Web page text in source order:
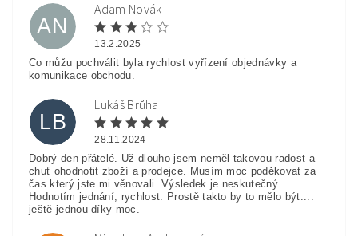
AN
Adam Novák
13.2.2025
Co můžu pochválit byla rychlost vyřízení objednávky a
komunikace obchodu.
LB
Lukáš Brůha
28.11.2024
Dobrý den přátelé. Už dlouho jsem neměl takovou radost a
chuť ohodnotit zboží a prodejce. Musím moc poděkovat za
čas který jste mi věnovali. Výsledek je neskutečný.
Hodnotím jednání, rychlost. Prostě takto by to mělo být....
ještě jednou díky moc.